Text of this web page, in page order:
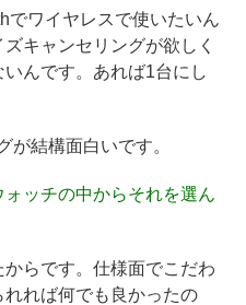
でワイヤレスで使いたいん
キャンセリングが欲しく
んです。あれば1台にし
結構面白いです。
ッチの中からそれを選ん
らです。仕様面でこだわ
れば何でも良かったの